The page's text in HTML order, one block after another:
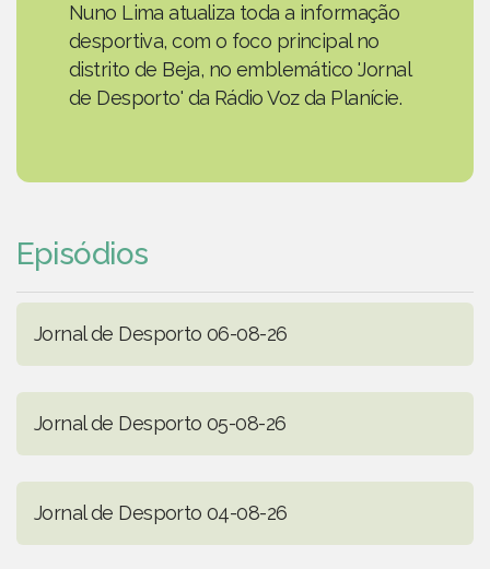
Nuno Lima atualiza toda a informação
desportiva, com o foco principal no
distrito de Beja, no emblemático 'Jornal
de Desporto' da Rádio Voz da Planície.
Episódios
Jornal de Desporto 06-08-26
Jornal de Desporto 05-08-26
Jornal de Desporto 04-08-26